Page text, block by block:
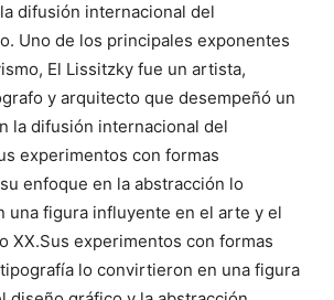
difusión internacional del
Uno de los principales exponentes
El Lissitzky fue un artista,
y arquitecto que desempeñó un
la difusión internacional del
experimentos con formas
enfoque en la abstracción lo
una figura influyente en el arte y el
XX.Sus experimentos con formas
lo convirtieron en una figura